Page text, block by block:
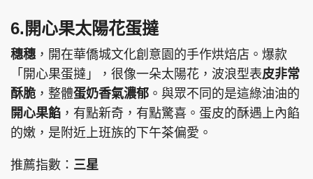
6.開心果太陽花蛋撻
穗穗 ，開在華僑城文化創意園的手作烘焙店。爆款
「開心果蛋撻」，很像一朵太陽花，波浪型表皮非常
酥脆 ，整體蛋奶香氣濃郁 。與眾不同的是這綠油油的
開心果餡 ，有點新奇，有點驚喜。蛋皮的酥遇上內餡
的嫩，是附近上班族的下午茶偏愛。
推薦指數： 三星